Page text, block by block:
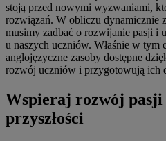
stoją przed nowymi wyzwaniami,
rozwiązań. W obliczu dynamicznie
musimy zadbać o rozwijanie pasji i
u naszych uczniów. Właśnie w
anglojęzyczne zasoby dostępne
rozwój uczniów i przygotowują ich
Wspieraj rozwój
przyszłości